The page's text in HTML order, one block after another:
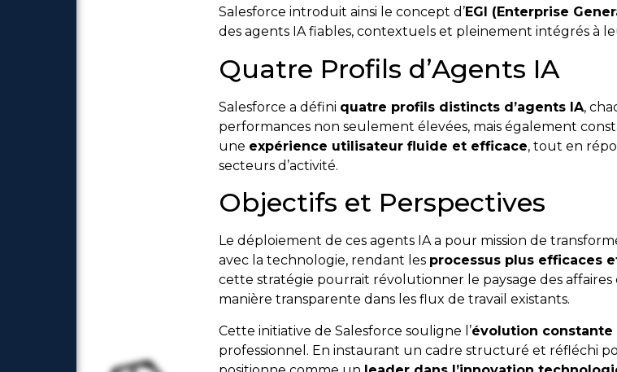
Salesforce introduit ainsi le concept d’EGI (Enterprise
des agents IA fiables, contextuels et pleinement intégrés à
Quatre Profils d’Agents IA
Salesforce a défini quatre profils distincts d’agents IA,
performances non seulement élevées, mais également
une expérience utilisateur fluide et efficace, tout en
secteurs d’activité.
Objectifs et Perspectives
Le déploiement de ces agents IA a pour mission de
avec la technologie, rendant les processus plus efficaces
cette stratégie pourrait révolutionner le paysage des affaires
manière transparente dans les flux de travail existants.
Cette initiative de Salesforce souligne l’évolution constante
professionnel. En instaurant un cadre structuré et réfléchi